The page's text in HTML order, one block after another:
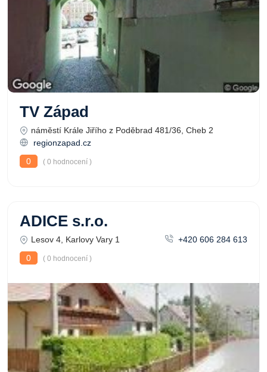
TV Západ
náměstí Krále Jiřího z Poděbrad 481/36, Cheb 2
regionzapad.cz
0
( 0 hodnocení )
ADICE s.r.o.
Lesov 4, Karlovy Vary 1
+420 606 284 613
0
( 0 hodnocení )